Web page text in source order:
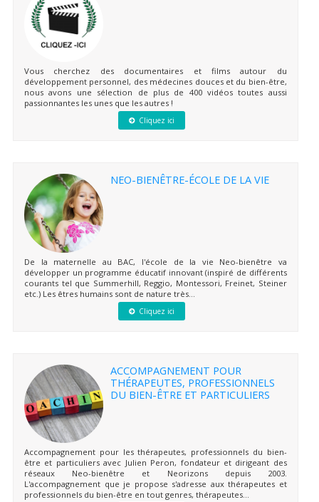
Vous cherchez des documentaires et films autour du
développement personnel, des médecines douces et du bien-être,
nous avons une sélection de plus de 400 vidéos toutes aussi
passionnantes les unes que les autres !
Cliquez ici
NEO-BIENÊTRE-ÉCOLE DE LA VIE
De la maternelle au BAC, l'école de la vie Neo-bienêtre va
développer un programme éducatif innovant (inspiré de différents
courants tel que Summerhill, Reggio, Montessori, Freinet, Steiner
etc.) Les êtres humains sont de nature très...
Cliquez ici
ACCOMPAGNEMENT POUR
THÉRAPEUTES, PROFESSIONNELS
DU BIEN-ÊTRE ET PARTICULIERS
Accompagnement pour les thérapeutes, professionnels du bien-
être et particuliers avec Julien Peron, fondateur et dirigeant des
réseaux Neo-bienêtre et Neorizons depuis 2003.
L'accompagnement que je propose s'adresse aux thérapeutes et
professionnels du bien-être en tout genres, thérapeutes...